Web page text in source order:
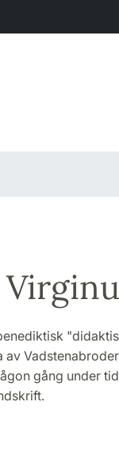
av
gång under